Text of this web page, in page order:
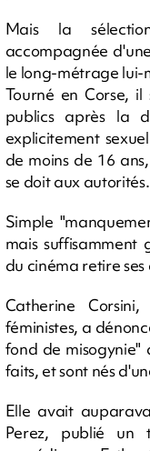
Mais la
accompagnée
le long-métrage lui-
Tourné en Corse, il
publics après la
explicitement
de moins de 16
se doit aux autorités.
Simple
mais
du cinéma retire
Catherine
féministes, a
fond de misogynie"
faits, et sont nés
Elle avait
Perez, publié un